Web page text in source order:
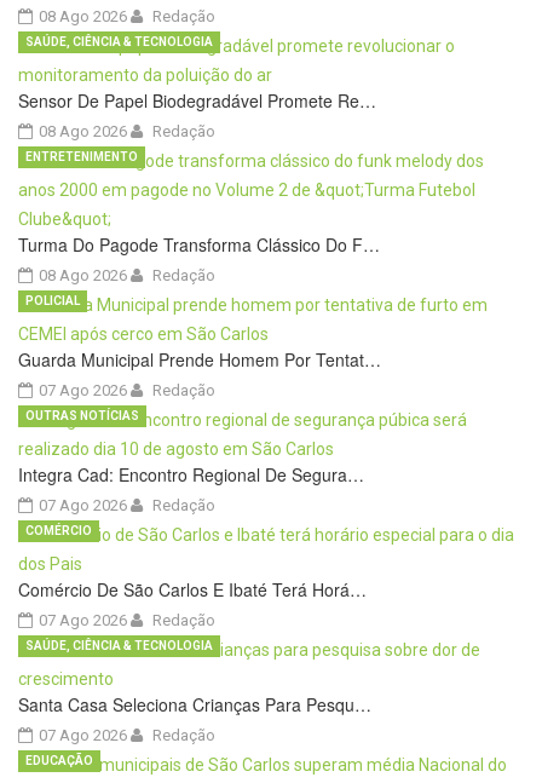
08 Ago 2026 Redação
Sensor De Papel Biodegradável Promete Re…
08 Ago 2026
SAÚDE, CIÊNCIA & TECNOLOGIA
Redação
Turma Do Pagode Transforma Clássico Do F…
08 Ago 2026
ENTRETENIMENTO
Redação
Guarda Municipal Prende Homem Por Tentat…
07 Ago 2026
POLICIAL
Redação
Integra Cad: Encontro Regional De Segura…
07 Ago 2026
OUTRAS NOTÍCIAS
Redação
Comércio De São Carlos E Ibaté Terá Horá…
07 Ago 2026
COMÉRCIO
Redação
Santa Casa Seleciona Crianças Para Pesqu…
07 Ago 2026
SAÚDE, CIÊNCIA & TECNOLOGIA
Redação
EDUCAÇÃO